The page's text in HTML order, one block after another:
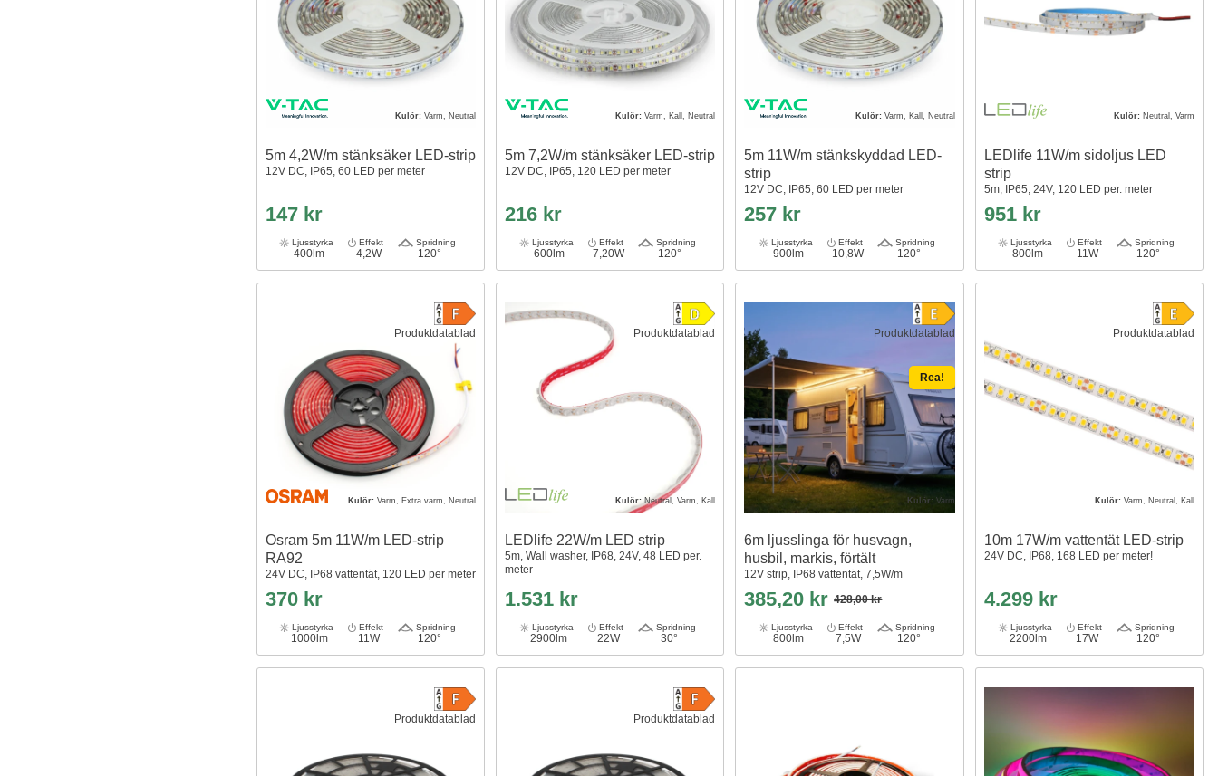
Kulör:Varm, Neutral
5m 4,2W/m stänksäker LED-strip
12V DC, IP65, 60 LED per meter
147 kr
Ljusstyrka
400lm
Effekt
4,2W
Spridning
120°
Kulör:Varm, Kall, Neutral
5m 7,2W/m stänksäker LED-strip
12V DC, IP65, 120 LED per meter
216 kr
Ljusstyrka
600lm
Effekt
7,20W
Spridning
120°
Kulör: Varm, Kall, Neutral
5m 11W/m stänkskyddad LED-
strip
12V DC, IP65, 60 LED per meter
257 kr
Ljusstyrka
900lm
Effekt
10,8W
Spridning
120°
Kulör: Neutral, Varm
LEDlife 11W/m sidoljus LED
strip
5m, IP65, 24V, 120 LED per. meter
951 kr
Ljusstyrka
800lm
Effekt
11W
Spridning
120°
Produktdatablad
Kulör:Varm, Extra varm, Neutral
Osram 5m 11W/m LED-strip
RA92
24V DC, IP68 vattentät, 120 LED per meter
370 kr
Ljusstyrka
1000lm
Effekt
11W
Spridning
120°
Produktdatablad
Kulör:Neutral, Varm, Kall
LEDlife 22W/m LED strip
5m, Wall washer, IP68, 24V, 48 LED per.
meter
1.531 kr
Ljusstyrka
2900lm
Effekt
22W
Spridning
30°
Produktdatablad
Kulör: Varm
Rea!
6m ljusslinga för husvagn,
husbil, markis, förtält
12V strip, IP68 vattentät, 7,5W/m
385,20 kr428,00 kr
Ljusstyrka
800lm
Effekt
7,5W
Spridning
120°
Produktdatablad
Kulör: Varm, Neutral, Kall
10m 17W/m vattentät LED-strip
24V DC, IP68, 168 LED per meter!
4.299 kr
Ljusstyrka
2200lm
Effekt
17W
Spridning
120°
Produktdatablad Produktdatablad